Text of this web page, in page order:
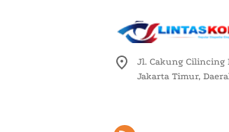
Jl. Cakung Cilincing
Jakarta Timur,